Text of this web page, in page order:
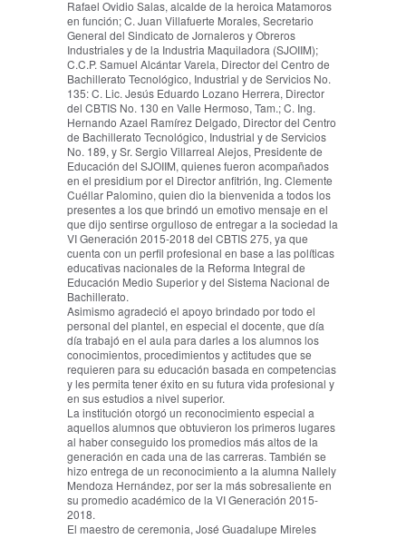
Rafael Ovidio Salas, alcalde de la heroica Matamoros
en función; C. Juan Villafuerte Morales, Secretario
General del Sindicato de Jornaleros y Obreros
Industriales y de la Industria Maquiladora (SJOIIM);
C.C.P. Samuel Alcántar Varela, Director del Centro de
Bachillerato Tecnológico, Industrial y de Servicios No.
135: C. Lic. Jesús Eduardo Lozano Herrera, Director
del CBTIS No. 130 en Valle Hermoso, Tam.; C. Ing.
Hernando Azael Ramírez Delgado, Director del Centro
de Bachillerato Tecnológico, Industrial y de Servicios
No. 189, y Sr. Sergio Villarreal Alejos, Presidente de
Educación del SJOIIM, quienes fueron acompañados
en el presidium por el Director anfitrión, Ing. Clemente
Cuéllar Palomino, quien dio la bienvenida a todos los
presentes a los que brindó un emotivo mensaje en el
que dijo sentirse orgulloso de entregar a la sociedad la
VI Generación 2015-2018 del CBTIS 275, ya que
cuenta con un perfil profesional en base a las políticas
educativas nacionales de la Reforma Integral de
Educación Medio Superior y del Sistema Nacional de
Bachillerato.
Asimismo agradeció el apoyo brindado por todo el
personal del plantel, en especial el docente, que día
día trabajó en el aula para darles a los alumnos los
conocimientos, procedimientos y actitudes que se
requieren para su educación basada en competencias
y les permita tener éxito en su futura vida profesional y
en sus estudios a nivel superior.
La institución otorgó un reconocimiento especial a
aquellos alumnos que obtuvieron los primeros lugares
al haber conseguido los promedios más altos de la
generación en cada una de las carreras. También se
hizo entrega de un reconocimiento a la alumna Nallely
Mendoza Hernández, por ser la más sobresaliente en
su promedio académico de la VI Generación 2015-
2018.
El maestro de ceremonia, José Guadalupe Mireles